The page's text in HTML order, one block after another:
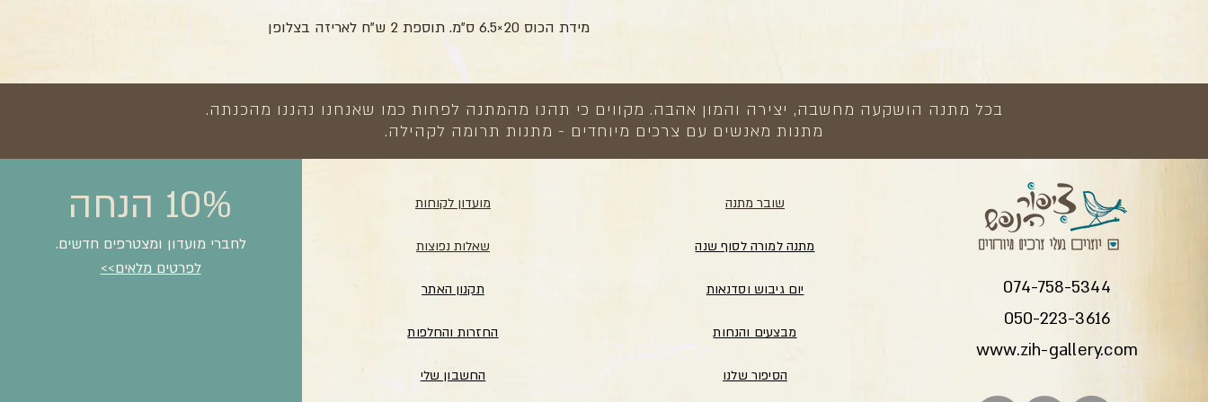
מידת הכוס 20×6.5 ס"מ. תוספת 2 ש"ח לאריזה בצלופן
בכל מתנה הושקעה מחשבה, יצירה והמון אהבה. מקווים כי תהנו מהמתנה לפחות כמו שאנחנו נהננו מהכנתה.
מתנות מאנשים עם צרכים מיוחדים - מתנות תרומה לקהילה.
10% הנחה
לחברי מועדון ומצטרפים חדשים.
לפרטים מלאים>>
מועדון לקוחות
שאלות נפוצות
תקנון האתר
החזרות והחלפות
החשבון שלי
שובר מתנה
מתנה למורה לסוף שנה
יום גיבוש וסדנאות
מבצעים והנחות
הסיפור שלנו
074-758-5344
050-223-3616
www.zih-gallery.com